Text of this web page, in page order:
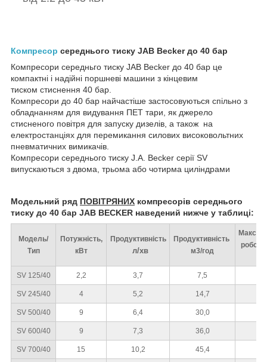
Компресор середнього тиску JAB Becker до 40 бар
Компресори середньго тиску JAB Becker до 40 бар це
компактні і надійні поршневі машини з кінцевим
тиском стиснення 40 бар.
Компресори до 40 бар найчастіше застосовуються спільно з
обладнанням для видування ПЕТ тари, як джерело
стисненого повітря для запуску дизелів, а також на
електростанціях для перемикання силових високовольтних
пневматичних вимикачів.
Компресори середнього тиску J.A. Becker серії SV
випускаються з двома, трьома або чотирма циліндрами
Модельний ряд ПОВІТРЯНИХ компресорів середнього
тиску до 40 бар JAB BECKER наведений нижче у таблиці:
Модель/
Тип
Потужність,
кВт
Продуктивність
л/хв
Продуктивність
м3/год
SV 125/40 2,2 3,7 7,5
SV 245/40 4 5,2 14,7
SV 500/40 9 6,4 30,0
SV 600/40 9 7,3 36,0
SV 700/40 15 10,2 45,4